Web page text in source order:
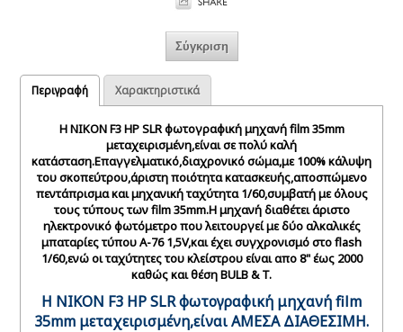
VISIC FW-3970
φωτογραφικό
κινήσεων
Περιγραφή Χαρακτηριστικά
Η NIKON F3 HP SLR φωτογραφική μηχανή film 35mm
μεταχειρισμένη,είναι σε πολύ καλή
κατάσταση.Επαγγελματικό,διαχρονικό σώμα,με 100% κάλυψη
του σκοπεύτρου,άριστη ποιότητα κατασκευής,αποσπώμενο
πεντάπρισμα και μηχανική ταχύτητα 1/60,συμβατή με όλους
τους τύπους των film 35mm.Η μηχανή διαθέτει άριστo
ηλεκτρονικό φωτόμετρο που λειτουργεί με δύο αλκαλικές
μπαταρίες τύπου A-76 1,5V,και έχει συγχρονισμό στο flash
1/60,ενώ οι ταχύτητες του κλείστρου είναι απο 8" έως 2000
καθώς και θέση BULB & T.
Η NIKON F3 HP SLR φωτογραφική μηχανή film
35mm μεταχειρισμένη,είναιΑΜΕΣΑ ΔΙΑΘΕΣΙΜΗ.